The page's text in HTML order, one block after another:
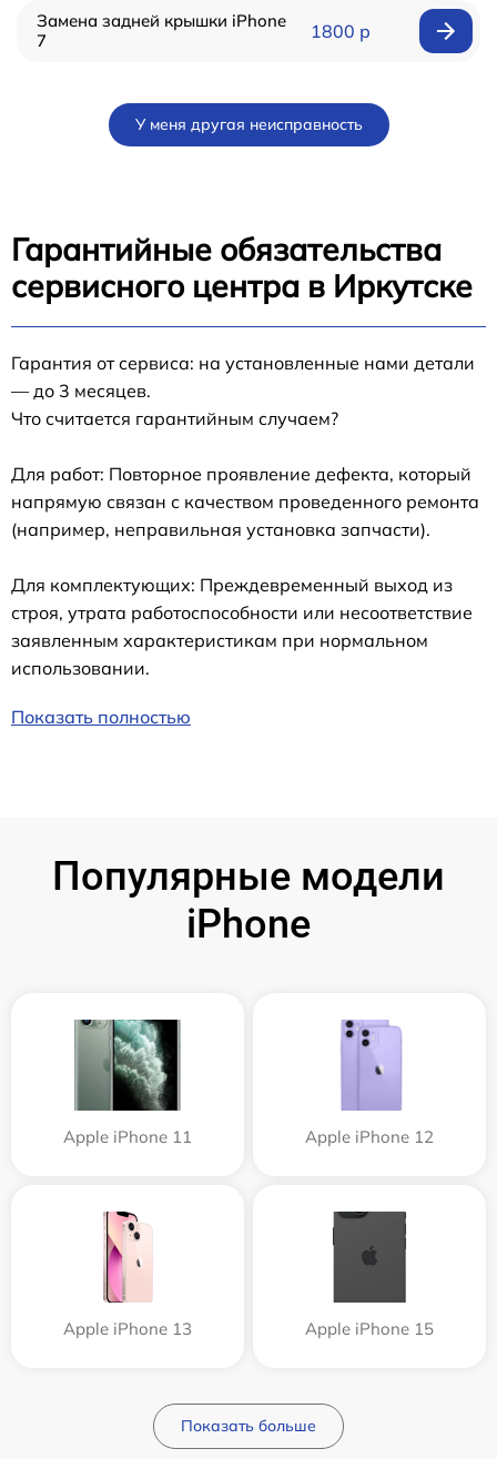
Замена задней крышки iPhone
7
1800 р
У меня другая неисправность
Гарантийные обязательства
сервисного центра в Иркутске
Гарантия от сервиса: на установленные нами детали
— до 3 месяцев.
Что считается гарантийным случаем?
Для работ: Повторное проявление дефекта, который
напрямую связан с качеством проведенного ремонта
(например, неправильная установка запчасти).
Для комплектующих: Преждевременный выход из
строя, утрата работоспособности или несоответствие
заявленным характеристикам при нормальном
использовании.
Показать полностью
Популярные модели
iPhone
Apple iPhone 11 Apple iPhone 12
Apple iPhone 13 Apple iPhone 15
Показать больше